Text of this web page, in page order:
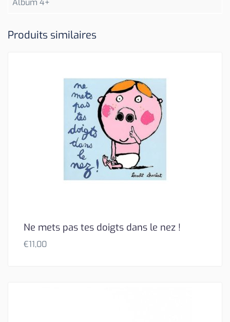
Produits similaires
Ne mets pas tes doigts dans le nez !
€11,00